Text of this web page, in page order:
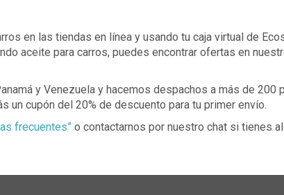
en las tiendas en línea y usando tu caja virtual de
aceite para carros, puedes encontrar ofertas en
y Venezuela y hacemos despachos a más de 200
un cupón del 20% de descuento para tu primer envío.
frecuentes” o contactarnos por nuestro chat si tienes